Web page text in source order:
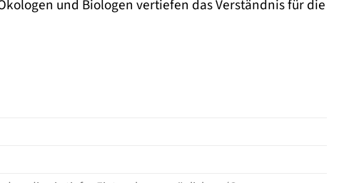
und Biologen vertiefen das Verständnis für die